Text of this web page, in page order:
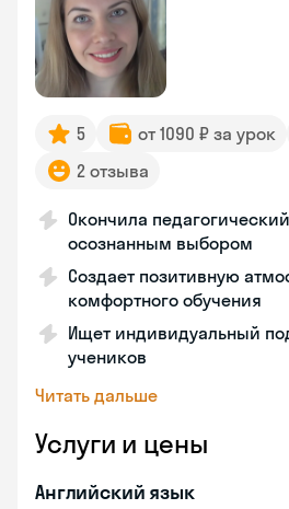
5 от 1090 ₽ за урок
2 отзыва
Окончила
осознанным выбором
Создает позитивную
комфортного обучения
Ищет индивидуальный
учеников
Читать дальше
Услуги и цены
Английский язык